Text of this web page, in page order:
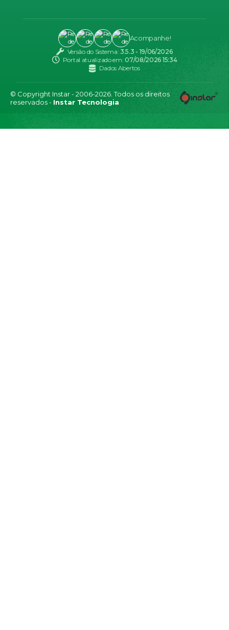
Versão do Sistema: 3.5.3 - 19/06/2026
Portal atualizado em:07/08/2026 15:34
Dados Abertos
Acompanhe!
© Copyright Instar - 2006-2026. Todos os direitos
reservados - Instar Tecnologia